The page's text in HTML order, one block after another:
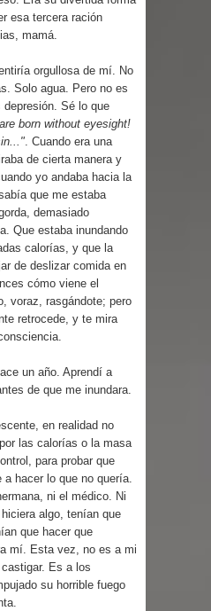
esa tercera ración
mamá.
orgullosa de mí. No
Solo agua. Pero no es
depresión. Sé lo que
born without eyesight!
. Cuando era una
de cierta manera y
yo andaba hacia la
que me estaba
demasiado
Que estaba inundando
calorías, y que la
de deslizar comida en
cómo viene el
voraz, rasgándote; pero
retrocede, y te mira
un año. Aprendí a
de que me inundara.
en realidad no
las calorías o la masa
para probar que
a hacer lo que no quería.
ni el médico. Ni
algo, tenían que
que hacer que
mí. Esta vez, no es a mi
Es a los
su horrible fuego